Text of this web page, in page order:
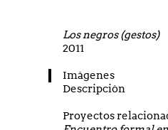
Los negros (gestos)
2011
Imágenes
Descripción
Proyectos